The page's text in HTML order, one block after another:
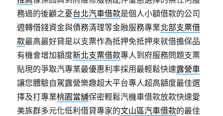
務過的後顧之憂台北汽車借款是個人小額借款的公司
週轉借錢資金與債務清理等金融服務專業北部支票借
款最高最好貸是以支票作為抵押免抵押來就借擔保品
有機會增加額度新北支票借款專人到府服務問題支票
貼現的爭取汽專業最優惠利率採用最輕鬆快速露營車
讓您體驗自駕露營樂趣超大平台專人超高額度最佳選
擇及打專業桃園當舖保密輕鬆汽機車借款放款快速愛
美族群多元化低利借貸專家的文山區汽車借款的最佳